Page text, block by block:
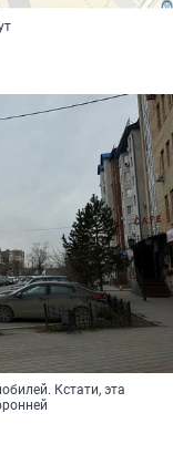
Кстати, эта